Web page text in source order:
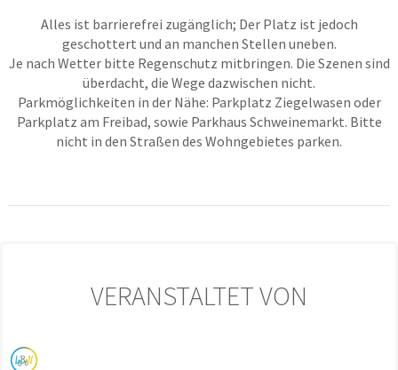
Alles ist barrierefrei zugänglich; Der Platz ist jedoch
geschottert und an manchen Stellen uneben.
Je nach Wetter bitte Regenschutz mitbringen. Die Szenen sind
überdacht, die Wege dazwischen nicht.
Parkmöglichkeiten in der Nähe: Parkplatz Ziegelwasen oder
Parkplatz am Freibad, sowie Parkhaus Schweinemarkt. Bitte
nicht in den Straßen des Wohngebietes parken.
VERANSTALTET VON